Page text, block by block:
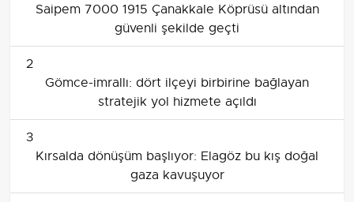
Saipem 7000 1915 Çanakkale Köprüsü altından
güvenli şekilde geçti
2
Gömce-imrallı: dört ilçeyi birbirine bağlayan
stratejik yol hizmete açıldı
3
Kırsalda dönüşüm başlıyor: Elagöz bu kış doğal
gaza kavuşuyor